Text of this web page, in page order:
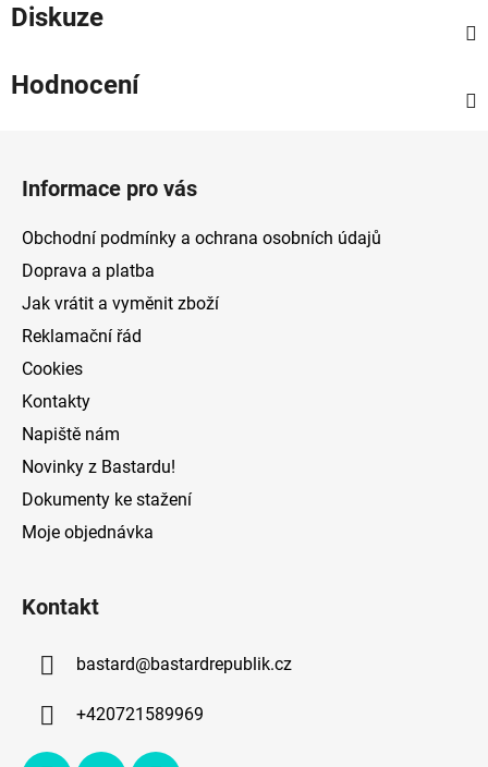
Diskuze
Hodnocení
Informace pro vás
Obchodní podmínky a ochrana osobních údajů
Doprava a platba
Jak vrátit a vyměnit zboží
Reklamační řád
Cookies
Kontakty
Napiště nám
Novinky z Bastardu!
Dokumenty ke stažení
Moje objednávka
Kontakt
bastard@bastardrepublik.cz
+420721589969